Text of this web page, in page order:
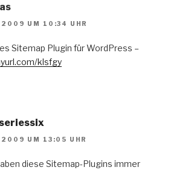
2009 UM 10:34 UHR
Sitemap Plugin für WordPress –
klsfgy
2009 UM 13:05 UHR
diese Sitemap-Plugins immer